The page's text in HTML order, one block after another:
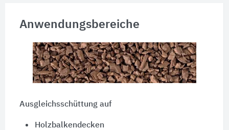
Anwendungsbereiche
Ausgleichsschüttung auf
Holzbalkendecken